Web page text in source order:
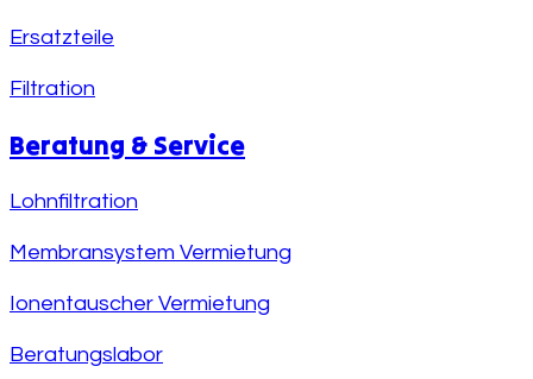
Ersatzteile
Filtration
Beratung & Service
Lohnfiltration
Membransystem Vermietung
Ionentauscher Vermietung
Beratungslabor